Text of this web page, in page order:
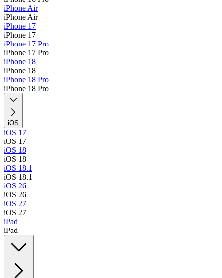
iPhone Air
iPhone Air
iPhone 17
iPhone 17
iPhone 17 Pro
iPhone 17 Pro
iPhone 18
iPhone 18
iPhone 18 Pro
iPhone 18 Pro
iOS
iOS 17
iOS 17
iOS 18
iOS 18
iOS 18.1
iOS 18.1
iOS 26
iOS 26
iOS 27
iOS 27
iPad
iPad